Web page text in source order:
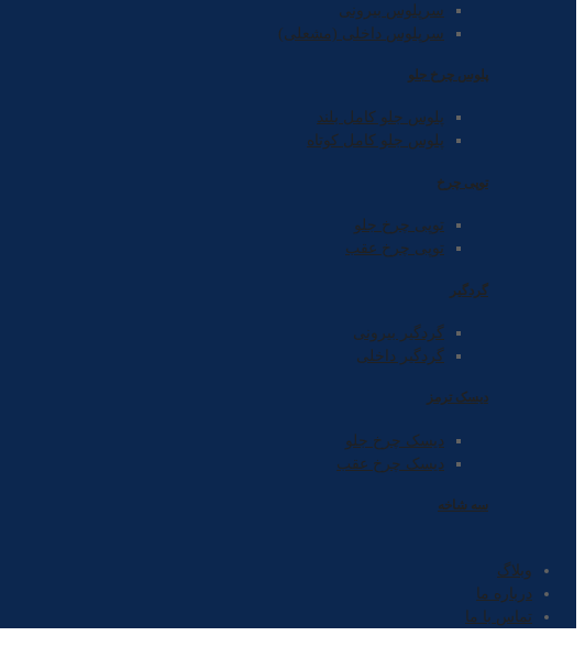
سرپلوس بیرونی
سرپلوس داخلی (مشعلی)
پلوس چرخ جلو
پلوس جلو کامل بلند
پلوس جلو کامل کوتاه
توپی چرخ
توپی چرخ جلو
توپی چرخ عقب
گردگیر
گردگیر بیرونی
گردگیر داخلی
دیسک ترمز
دیسک چرخ جلو
دیسک چرخ عقب
سه شاخه
وبلاگ
درباره ما
تماس با ما